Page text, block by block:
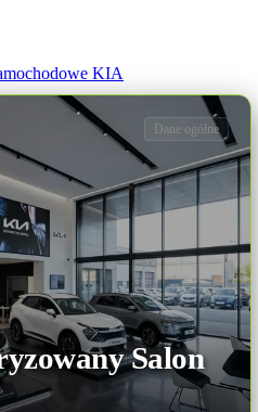
KIA
Salon
Dane ogólne